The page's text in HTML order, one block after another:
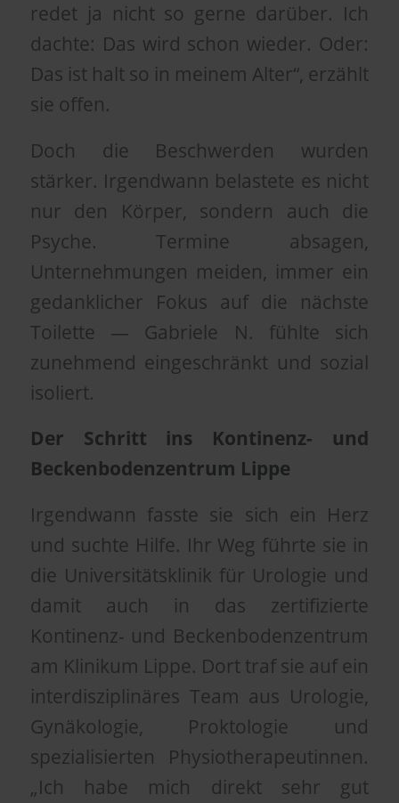
redet ja nicht so gerne darüber. Ich
dachte: Das wird schon wieder. Oder:
Das ist halt so in meinem Alter“, erzählt
sie offen.
Doch die Beschwerden wurden
stärker. Irgendwann belastete es nicht
nur den Körper, sondern auch die
Psyche. Termine absagen,
Unternehmungen meiden, immer ein
gedanklicher Fokus auf die nächste
Toilette — Gabriele N. fühlte sich
zunehmend eingeschränkt und sozial
isoliert.
Der Schritt ins Kontinenz- und
Beckenbodenzentrum Lippe
Irgendwann fasste sie sich ein Herz
und suchte Hilfe. Ihr Weg führte sie in
die Universitätsklinik für Urologie und
damit auch in das zertifizierte
Kontinenz- und Beckenbodenzentrum
am Klinikum Lippe. Dort traf sie auf ein
interdisziplinäres Team aus Urologie,
Gynäkologie, Proktologie und
spezialisierten Physiotherapeutinnen.
„Ich habe mich direkt sehr gut